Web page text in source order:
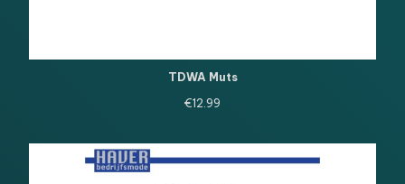
TDWA Muts
€12.99